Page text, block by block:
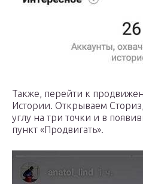
Также, перейти к
Истории. Открываем
углу на три точки и в
пункт «Продвигать».